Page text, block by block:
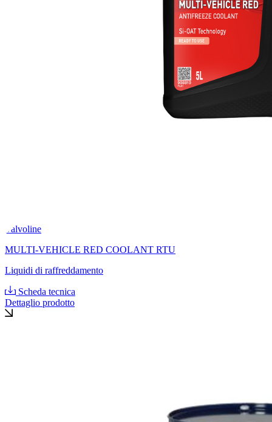
Valvoline
MULTI-VEHICLE RED COOLANT RTU
Liquidi di raffreddamento
Scheda tecnica
Dettaglio prodotto